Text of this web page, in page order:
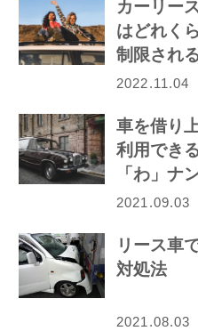
カーリー
はどれく
制限され
較！
2022.11.04
車を借り
利用でき
「わ」ナ
2021.09.03
リース車
対処法
2021.08.03